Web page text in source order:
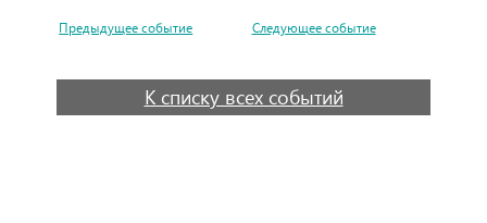
Предыдущее событие Следующее событие
К списку всех событий